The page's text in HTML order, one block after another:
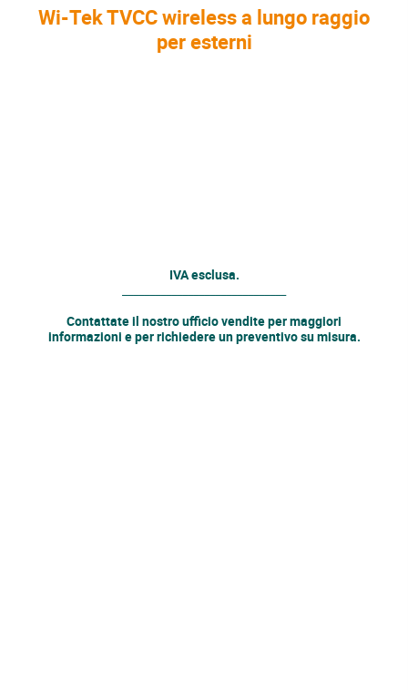
Wi-Tek TVCC wireless a lungo raggio
per esterni
IVA esclusa.
Contattate il nostroufficio venditeper maggiori
informazioni e per richiedere un preventivo su misura.